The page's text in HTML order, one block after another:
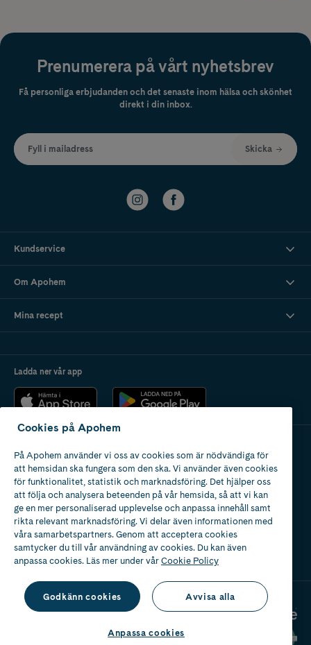
Prenumerera på vårt nyhetsbrev
Få personliga erbjudanden och det senaste inom hälsa och skönhet
direkt i din inbox.
Fyll i mailadress Skicka
Kundservice
Om Apohem
Mina recept
Ladda ner vår app
Apotek med tillstånd
av Läkemedelsverket
Cookies på Apohem
På Apohem använder vi oss av cookies som är nödvändiga för
att hemsidan ska fungera som den ska. Vi använder även cookies
för funktionalitet, statistik och marknadsföring. Det hjälper oss
att följa och analysera beteenden på vår hemsida, så att vi kan
ge en mer personaliserad upplevelse och anpassa innehåll samt
rikta relevant marknadsföring. Vi delar även informationen med
våra samarbetspartners. Genom att acceptera cookies
samtycker du till vår användning av cookies. Du kan även
anpassa cookies. Läs mer under vårCookie Policy
Godkänn cookies Avvisa alla
Anpassa cookies